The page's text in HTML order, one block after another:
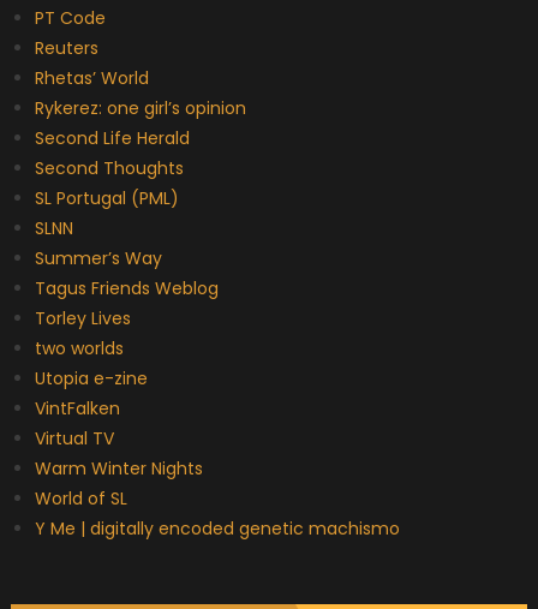
PT Code
Reuters
Rhetas’ World
Rykerez: one girl’s opinion
Second Life Herald
Second Thoughts
SL Portugal (PML)
SLNN
Summer’s Way
Tagus Friends Weblog
Torley Lives
two worlds
Utopia e-zine
VintFalken
Virtual TV
Warm Winter Nights
World of SL
Y Me | digitally encoded genetic machismo